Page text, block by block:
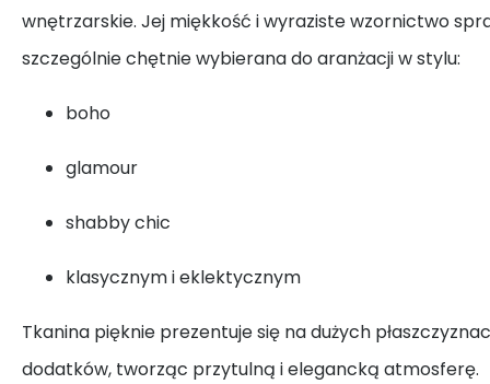
wnętrzarskie. Jej miękkość i wyraziste wzornictwo
szczególnie chętnie wybierana do aranżacji w stylu:
boho
glamour
shabby chic
klasycznym i eklektycznym
Tkanina pięknie prezentuje się na dużych
dodatków, tworząc przytulną i elegancką atmosferę.